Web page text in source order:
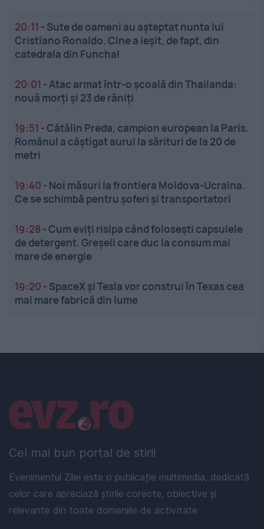
20:11 - Sute de oameni au așteptat nunta lui
Cristiano Ronaldo. Cine a ieșit, de fapt, din
catedrala din Funchal
20:01 -Atac armat într-o școală din Thailanda:
nouă morți și 23 de răniți
19:51 -Cătălin Preda, campion european la Paris.
Românul a câștigat aurul la sărituri de la 20 de
metri
19:40 - Noi măsuri la frontiera Moldova-Ucraina.
Ce se schimbă pentru șoferi și transportatori
19:28 -Cum eviți risipa când folosești capsulele
de detergent. Greșeli care duc la consum mai
mare de energie
19:20 - SpaceX și Tesla vor construi în Texas cea
mai mare fabrică din lume
Cel mai bun portal de stiri!
Evenimentul Zilei este o publicație multimedia, dedicată
celor care apreciază știrile corecte, obiective și
relevante din toate domeniile de activitate
Linkuri utile